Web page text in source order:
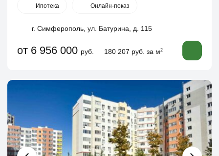
Ипотека Онлайн-показ
г. Симферополь, ул. Батурина, д. 115
от 6 956 000 руб. 180 207 руб. за м2